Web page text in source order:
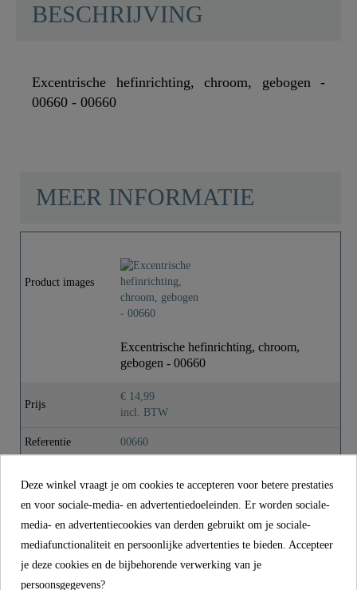
BESCHRIJVING
Excentrische hefinrichting, chroom, gebogen -
00660 - 00660
Eisen
Chroom
0,1 Kg
MEER INFORMATIE
Product images
Excentrische hefinrichting, chroom,
gebogen - 00660
Prijs
€ 14,99
incl. BTW
Referentie 00660
Kleur Chroom
Gewicht 0,1 kg
Deze winkel vraagt je om cookies te accepteren voor betere prestaties
en voor sociale-media- en advertentiedoeleinden. Er worden sociale-
media- en advertentiecookies van derden gebruikt om je sociale-
mediafunctionaliteit en persoonlijke advertenties te bieden. Accepteer
je deze cookies en de bijbehorende verwerking van je
persoonsgegevens?